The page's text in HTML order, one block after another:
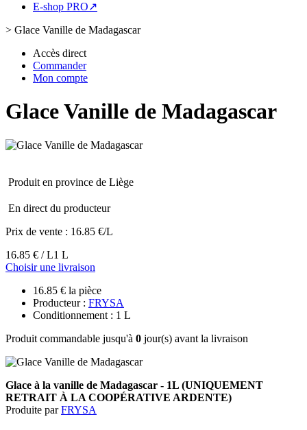
E-shop PRO↗
> Glace Vanille de Madagascar
Accès direct
Commander
Mon compte
Glace Vanille de Madagascar
Produit en province de Liège
En direct du producteur
Prix de vente : 16.85 €/L
16.85 € / L1 L
Choisir une livraison
16.85 € la pièce
Producteur : FRYSA
Conditionnement : 1 L
Produit commandable jusqu'à 0 jour(s) avant la livraison
Glace à la vanille de Madagascar - 1L (UNIQUEMENT
RETRAIT À LA COOPÉRATIVE ARDENTE)
Produite parFRYSA